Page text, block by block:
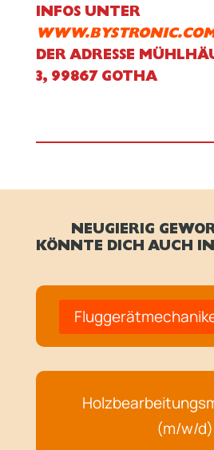
INFOS UNTER
DER ADRESSE
, 99867 GOTHA
NEUGIERIG
KÖNNTE DICH AUCH
(m/w/d)